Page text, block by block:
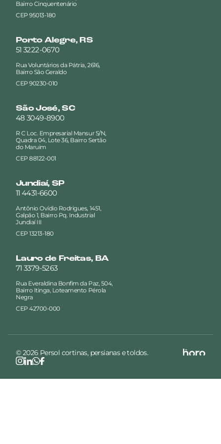
Bairro Cinquentenário
CEP 95013-180
Porto Alegre, RS
51 3222-0670
Rua Voluntários da Pátria, 2616,
Bairro São Geraldo
CEP 90230-010
São José, SC
48 3049-8900
R C Loc. Empresarial Mansur S/N,
Quadra 04, Lote 36, Bairro Sertão
do Maruim
CEP 88122-001
Jundiaí, SP
11 4431-6600
Antônio Ovídio Rodrigues, 1451,
Galpão 1, Bairro Pq. Industrial
Jundiaí III
CEP 13213-180
Lauro de Freitas, BA
71 3379-5263
Rua Everaldina Bonfim da Paz, 504,
Bairro Itinga, Loteamento Pérola
Negra
CEP 42700-000
© 2026 Persol cortinas, persianas e toldos.